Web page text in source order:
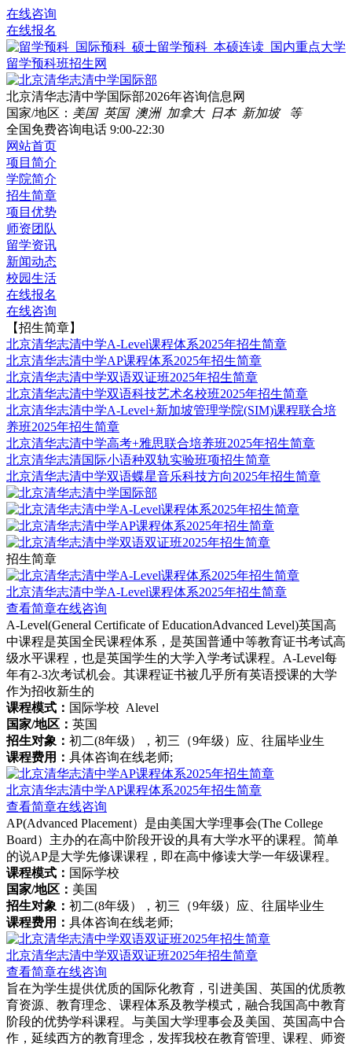
在线咨询
在线报名
北京清华志清中学国际部2026年咨询信息网
国家/地区： 美国 英国 澳洲 加拿大 日本 新加坡 等
全国免费咨询电话 9:00-22:30
网站首页
项目简介
学院简介
招生简章
项目优势
师资团队
留学资讯
新闻动态
校园生活
在线报名
在线咨询
【招生简章】
北京清华志清中学A-Level课程体系2025年招生简章
北京清华志清中学AP课程体系2025年招生简章
北京清华志清中学双语双证班2025年招生简章
北京清华志清中学双语科技艺术名校班2025年招生简章
北京清华志清中学A-Level+新加坡管理学院(SIM)课程联合培
养班2025年招生简章
北京清华志清中学高考+雅思联合培养班2025年招生简章
北京清华志清国际小语种双轨实验班项招生简章
北京清华志清中学双语蝶星音乐科技方向2025年招生简章
招生简章
北京清华志清中学A-Level课程体系2025年招生简章
查看简章在线咨询
A-Level(General Certificate of EducationAdvanced Level)英国高
中课程是英国全民课程体系，是英国普通中等教育证书考试高
级水平课程，也是英国学生的大学入学考试课程。A-Level每
年有2-3次考试机会。其课程证书被几乎所有英语授课的大学
作为招收新生的
课程模式： 国际学校 Alevel
国家/地区： 英国
招生对象： 初二(8年级），初三（9年级）应、往届毕业生
课程费用： 具体咨询在线老师;
北京清华志清中学AP课程体系2025年招生简章
查看简章在线咨询
AP(Advanced Placement）是由美国大学理事会(The College
Board）主办的在高中阶段开设的具有大学水平的课程。简单
的说AP是大学先修课课程，即在高中修读大学一年级课程。
课程模式： 国际学校
国家/地区： 美国
招生对象： 初二(8年级），初三（9年级）应、往届毕业生
课程费用： 具体咨询在线老师;
北京清华志清中学双语双证班2025年招生简章
查看简章在线咨询
旨在为学生提供优质的国际化教育，引进美国、英国的优质教
育资源、教育理念、课程体系及教学模式，融合我国高中教育
阶段的优势学科课程。与美国大学理事会及美国、英国高中合
作，延续西方的教育理念，发挥我校在教育管理、课程、师资